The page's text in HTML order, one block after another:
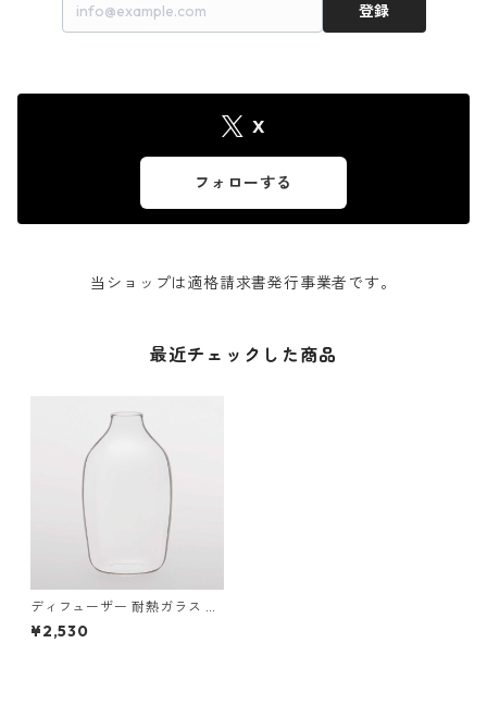
登録
X
フォローする
当ショップは適格請求書発行事業者です。
最近チェックした商品
ディフューザー 耐熱ガラス 深
澤直人 TG Glass Aroma Diff
user ティージー ガラス製 ア
¥2,530